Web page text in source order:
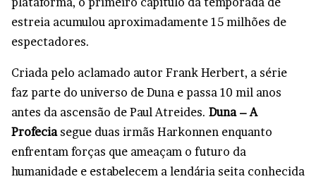
estreia acumulou aproximadamente 15 milhões de
espectadores.
Criada pelo aclamado autor Frank Herbert, a série
faz parte do universo de Duna e passa 10 mil anos
antes da ascensão de Paul Atreides. Duna – A
Profeciasegue duas irmãs Harkonnen enquanto
enfrentam forças que ameaçam o futuro da
humanidade e estabelecem a lendária seita conhecida